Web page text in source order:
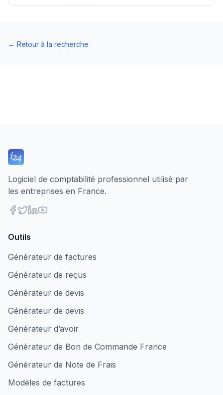
← Retour à la recherche
Logiciel de comptabilité professionnel utilisé par
les entreprises en France.
Outils
Générateur de factures
Générateur de reçus
Générateur de devis
Générateur de devis
Générateur d’avoir
Générateur de Bon de Commande France
Générateur de Note de Frais
Modèles de factures